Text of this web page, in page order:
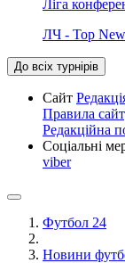
Ліга
ЛЧ - Top
До всіх турнірів
Сайт
Правила
Редакційна
Соціальні
viber
Футбол 24
Новини